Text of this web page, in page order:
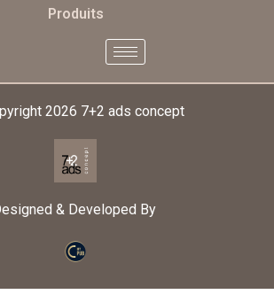
Produits
2026 7+2 ads concept
& Developed By